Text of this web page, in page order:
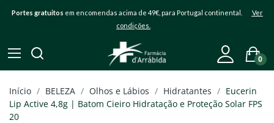
Portes gratuitos em encomendas acima de 49€, para Portugal continental. Ver
condições.
0
Início BELEZA Olhos e Lábios Hidratantes
Eucerin
Lip Active 4,8g | Batom Cieiro Hidratação e Proteção Solar FPS
20